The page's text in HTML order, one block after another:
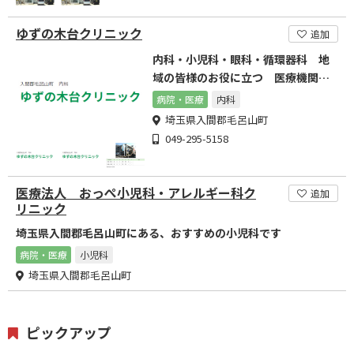
ゆずの木台クリニック 追加
内科・小児科・眼科・循環器科 地
域の皆様のお役に立つ 医療機関を
目指しております。
病院・医療 内科
埼玉県入間郡毛呂山町
049-295-5158
医療法人 おっぺ小児科・アレルギー科ク
リニック
追加
埼玉県入間郡毛呂山町にある、おすすめの小児科です
病院・医療 小児科
埼玉県入間郡毛呂山町
ピックアップ